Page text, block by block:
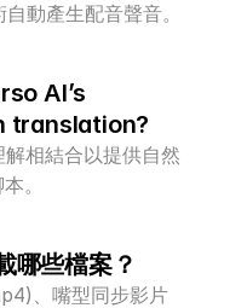
動產生配音聲音。
AI’s
translation?
相結合以提供自然
。
哪些檔案？
、嘴型同步影片